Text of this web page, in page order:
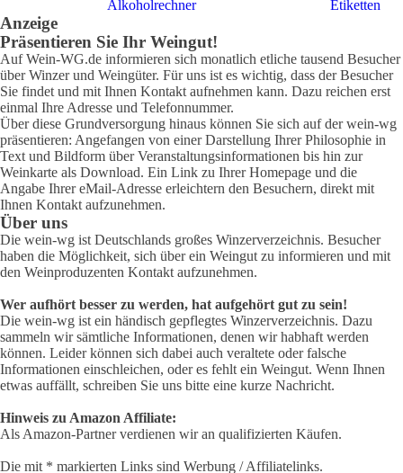
Alkoholrechner
Etiketten
Anzeige
Präsentieren Sie Ihr Weingut!
Auf Wein-WG.de informieren sich monatlich etliche tausend Besucher
über Winzer und Weingüter. Für uns ist es wichtig, dass der Besucher
Sie findet und mit Ihnen Kontakt aufnehmen kann. Dazu reichen erst
einmal Ihre Adresse und Telefonnummer.
Über diese Grundversorgung hinaus können Sie sich auf der wein-wg
präsentieren: Angefangen von einer Darstellung Ihrer Philosophie in
Text und Bildform über Veranstaltungsinformationen bis hin zur
Weinkarte als Download. Ein Link zu Ihrer Homepage und die
Angabe Ihrer eMail-Adresse erleichtern den Besuchern, direkt mit
Ihnen Kontakt aufzunehmen.
Über uns
Die wein-wg ist Deutschlands großes Winzerverzeichnis. Besucher
haben die Möglichkeit, sich über ein Weingut zu informieren und mit
den Weinproduzenten Kontakt aufzunehmen.
Wer aufhört besser zu werden, hat aufgehört gut zu sein!
Die wein-wg ist ein händisch gepflegtes Winzerverzeichnis. Dazu
sammeln wir sämtliche Informationen, denen wir habhaft werden
können. Leider können sich dabei auch veraltete oder falsche
Informationen einschleichen, oder es fehlt ein Weingut. Wenn Ihnen
etwas auffällt, schreiben Sie uns bitte eine kurze Nachricht.
Hinweis zu Amazon Affiliate:
Als Amazon-Partner verdienen wir an qualifizierten Käufen.
Die mit * markierten Links sind Werbung / Affiliatelinks.